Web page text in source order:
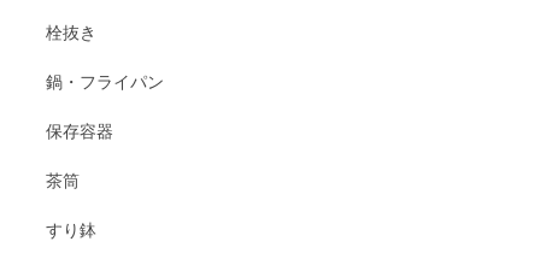
栓抜き
鍋・フライパン
保存容器
茶筒
すり鉢